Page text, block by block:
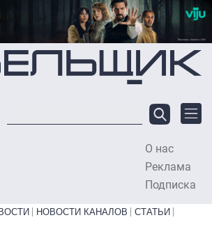
содержанию
О нас
Реклама
Подписка
НОВОСТИ КАНАЛОВ
СТАТЬИ